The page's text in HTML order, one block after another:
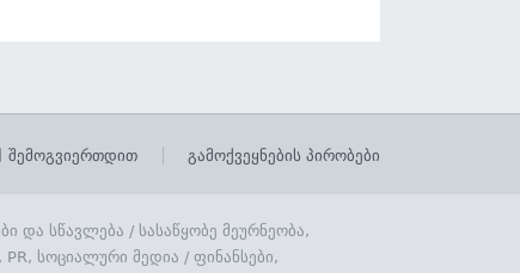
შემოგვიერთდით გამოქვეყნების პირობები
და სწავლება / სასაწყობე მეურნეობა,
PR, სოციალური მედია / ფინანსები,